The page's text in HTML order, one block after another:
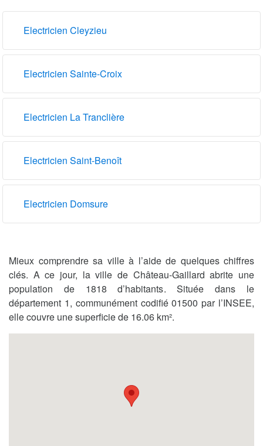
Electricien Cleyzieu
Electricien Sainte-Croix
Electricien La Tranclière
Electricien Saint-Benoît
Electricien Domsure
Mieux comprendre sa ville à l’aide de quelques chiffres
clés. A ce jour, la ville de Château-Gaillard abrite une
population de 1818 d’habitants. Située dans le
département 1, communément codifié 01500 par l’INSEE,
elle couvre une superficie de 16.06 km².